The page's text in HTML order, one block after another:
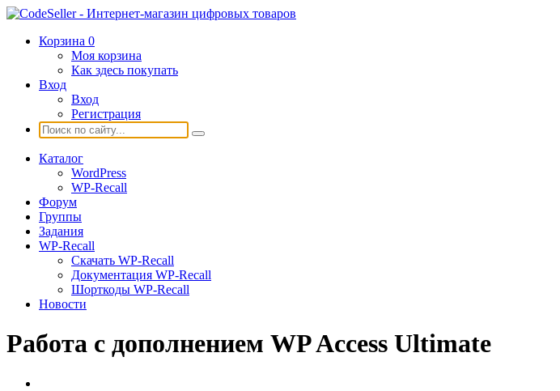
Корзина 0
Моя корзина
Как здесь покупать
Вход
Вход
Регистрация
Каталог
WordPress
WP-Recall
Форум
Группы
Задания
WP-Recall
Скачать WP-Recall
Документация WP-Recall
Шорткоды WP-Recall
Новости
Работа с дополнением WP Access Ultimate